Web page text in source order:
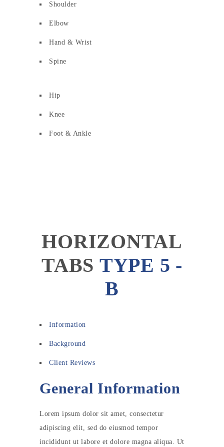
Shoulder
Elbow
Hand & Wrist
Spine
Hip
Knee
Foot & Ankle
HORIZONTAL
TABS TYPE 5 -
B
Information
Background
Client Reviews
General Information
Lorem ipsum dolor sit amet, consectetur
adipiscing elit, sed do eiusmod tempor
incididunt ut labore et dolore magna aliqua. Ut